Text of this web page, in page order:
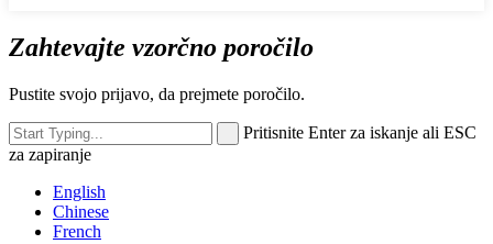
Zahtevajte vzorčno poročilo
Pustite svojo prijavo, da prejmete poročilo.
Pritisnite Enter za iskanje ali ESC
za zapiranje
English
Chinese
French